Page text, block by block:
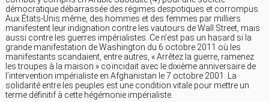
démocratique débarrassée des régimes despotiques et corrompus.
Aux États-Unis même, des hommes et des femmes par milliers
manifestent leur indignation contre les vautours de Wall Street, mais
aussi contre les guerres impérialistes. Ce n’est pas un hasard si la
grande manifestation de Washington du 6 octobre 2011 où les
manifestants scandaient, entre autres, « Arrêtez la guerre, ramenez
les troupes à la maison » coïncidait avec le dixième anniversaire de
l’intervention impérialiste en Afghanistan le 7 octobre 2001. La
solidarité entre les peuples est une condition vitale pour mettre un
terme définitif à cette hégémonie impérialiste.